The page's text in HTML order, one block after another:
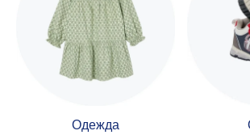
Одежда